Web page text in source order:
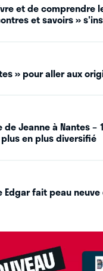
et de comprendre
et savoirs »
» pour aller aux
de Jeanne à Nantes –
en plus diversifié
Edgar fait peau